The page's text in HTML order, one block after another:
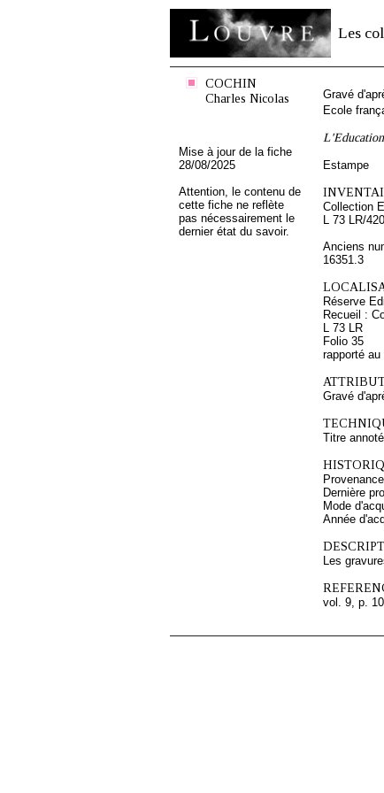
Les
COCHIN
Charles Nicolas
Mise à jour de la fiche
28/08/2025
Attention, le contenu de
cette fiche ne reflète
pas nécessairement le
dernier état du savoir.
Gravé
Ecole
L'Education
Estampe
Collection
L 73 LR/
Anciens
16351.3
Réserve
Recueil :
L 73 LR
Folio 35
rapporté au
Gravé
Titre
Dernière
Mode
Année
Les
vol. 9, p. 10